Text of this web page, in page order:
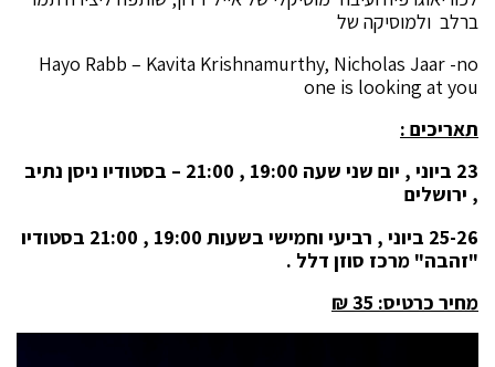
ברלב ולמוסיקה של
Hayo Rabb – Kavita Krishnamurthy, Nicholas Jaar -no
one is looking at you
תאריכים :
23 ביוני , יום שני שעה 19:00 , 21:00 – בסטודיו ניסן נתיב
, ירושלים
25-26 ביוני , רביעי וחמישי בשעות 19:00 , 21:00 בסטודיו
"זהבה" מרכז סוזן דלל .
מחיר כרטיס: 35 ₪